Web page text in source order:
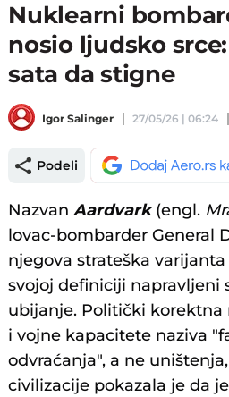
Nuklearni
nosio ljudsko
sata da stigne
Igor Salinger 27/05/26 | 06:24
Podeli
NazvanAardvark(engl.
lovac-bombarder General
njegova strateška varijanta
svojoj definiciji napravljeni
ubijanje. Politički korektna
i vojne kapacitete naziva
odvraćanja", a ne
civilizacije pokazala je da